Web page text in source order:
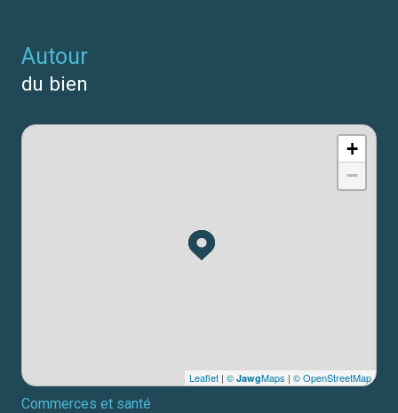
autour
du bien
+
−
Leaflet | © JawgMaps | © OpenStreetMap
Commerces et santé